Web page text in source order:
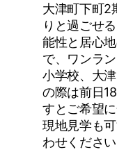
大津町下町2
りと過ごせ
能性と居心
で、ワンラ
小学校、大
の際は前日
すとご希望
現地見学も
わせください